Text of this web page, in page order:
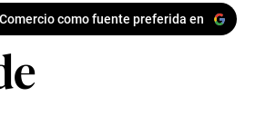
como fuente preferida en